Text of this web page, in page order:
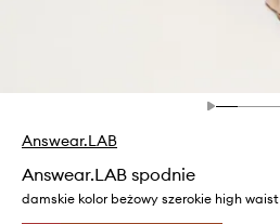
Answear.LAB
Answear.LAB spodnie
damskie kolor beżowy szerokie high waist